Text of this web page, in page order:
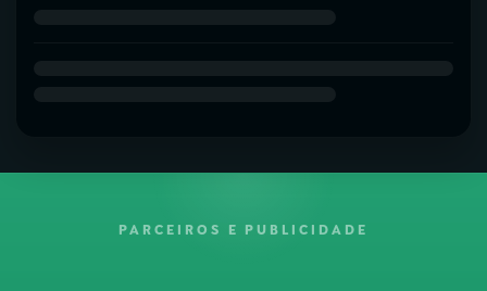
PARCEIROS E PUBLICIDADE